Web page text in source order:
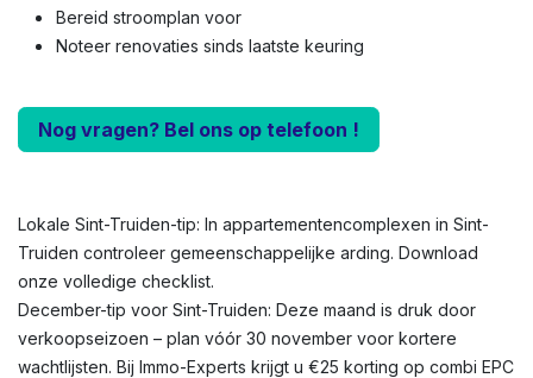
Bereid stroomplan voor
Noteer renovaties sinds laatste keuring
Nog vragen? Bel ons op telefoon !
Lokale Sint-Truiden-tip: In appartementencomplexen in Sint-
Truiden controleer gemeenschappelijke arding. Download
onze volledige checklist.
December-tip voor Sint-Truiden: Deze maand is druk door
verkoopseizoen – plan vóór 30 november voor kortere
wachtlijsten. Bij Immo-Experts krijgt u €25 korting op combi EPC